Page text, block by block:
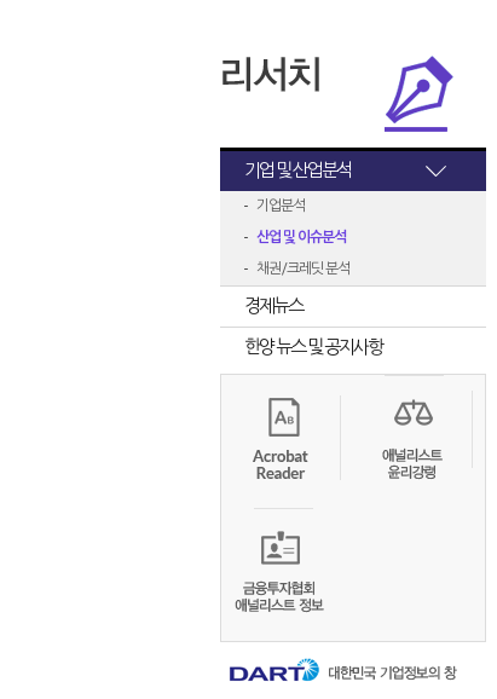
기업 및 산업분석
기업분석
산업 및 이슈분석
채권/크레딧 분석
경제뉴스
한양 뉴스 및 공지사항